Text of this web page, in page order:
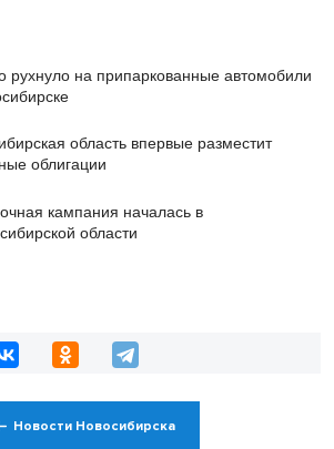
рухнуло на припаркованные автомобили
область впервые разместит
облигации
кампания началась в
области
Новости Новосибирска